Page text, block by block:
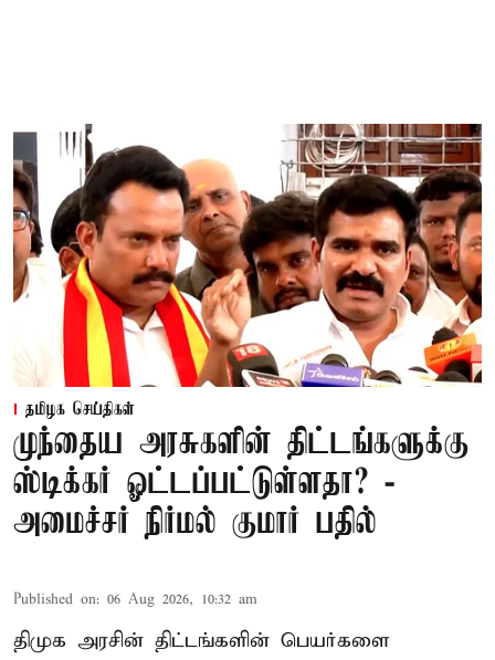
தமிழக செய்திகள்
முந்தைய அரசுகளின் திட்டங்களுக்கு
ஸ்டிக்கர் ஓட்டப்பட்டுள்ளதா? -
அமைச்சர் நிர்மல் குமார் பதில்
Published on: 06 Aug 2026, 10:32 am
திமுக அரசின் திட்டங்களின் பெயர்களை